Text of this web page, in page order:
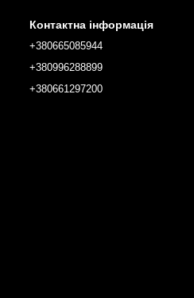
Контактна інформація
+380665085944
+380996288899
+380661297200